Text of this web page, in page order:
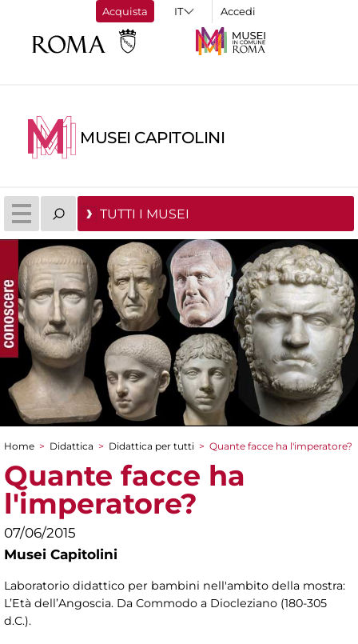
Acquista Accedi
MUSEI CAPITOLINI
TUTTI I MUSEI
Tu sei qui
Home > Didattica > Didattica per tutti > Quante facce ha l'imperatore?
Quante facce ha
l'imperatore?
07/06/2015
Musei Capitolini
Laboratorio didattico per bambini nell'ambito della mostra:
L’Età dell’Angoscia. Da Commodo a Diocleziano (180-305
d.C.).